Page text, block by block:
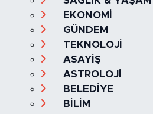
EKONOMİ
GÜNDEM
TEKNOLOJİ
ASAYİŞ
ASTROLOJİ
BELEDİYE
BİLİM